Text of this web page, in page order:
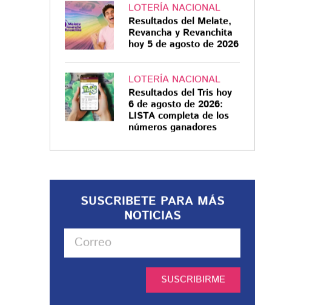
LOTERÍA NACIONAL
Resultados del Melate,
Revancha y Revanchita
hoy 5 de agosto de 2026
LOTERÍA NACIONAL
Resultados del Tris hoy
6 de agosto de 2026:
LISTA completa de los
números ganadores
SUSCRIBETE PARA MÁS
NOTICIAS
SUSCRIBIRME